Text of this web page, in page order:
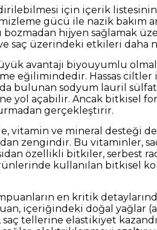
için içerik
gücü ile nazik bakım
bozmadan hijyen sağlamak
saç üzerindeki etkileri daha
avantajı biyouyumlu
eğilimindedir. Hassas ciltler
bulunan sodyum lauril
yol açabilir. Ancak bitkisel
gerçekleştirir.
vitamin ve mineral desteği
zengindir. Bu vitaminler,
özellikli bitkiler, serbest
kullanılan bitkisel
en kritik
içeriğindeki doğal yağlar
saç tellerine elastikiyet